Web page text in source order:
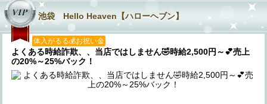
池袋 Hello Heaven【ハローヘブン】
体入がるる💰お祝い金
よくある時給詐欺、、当店ではしません🤣時給2,500円～💕売上
の20%～25%バック！